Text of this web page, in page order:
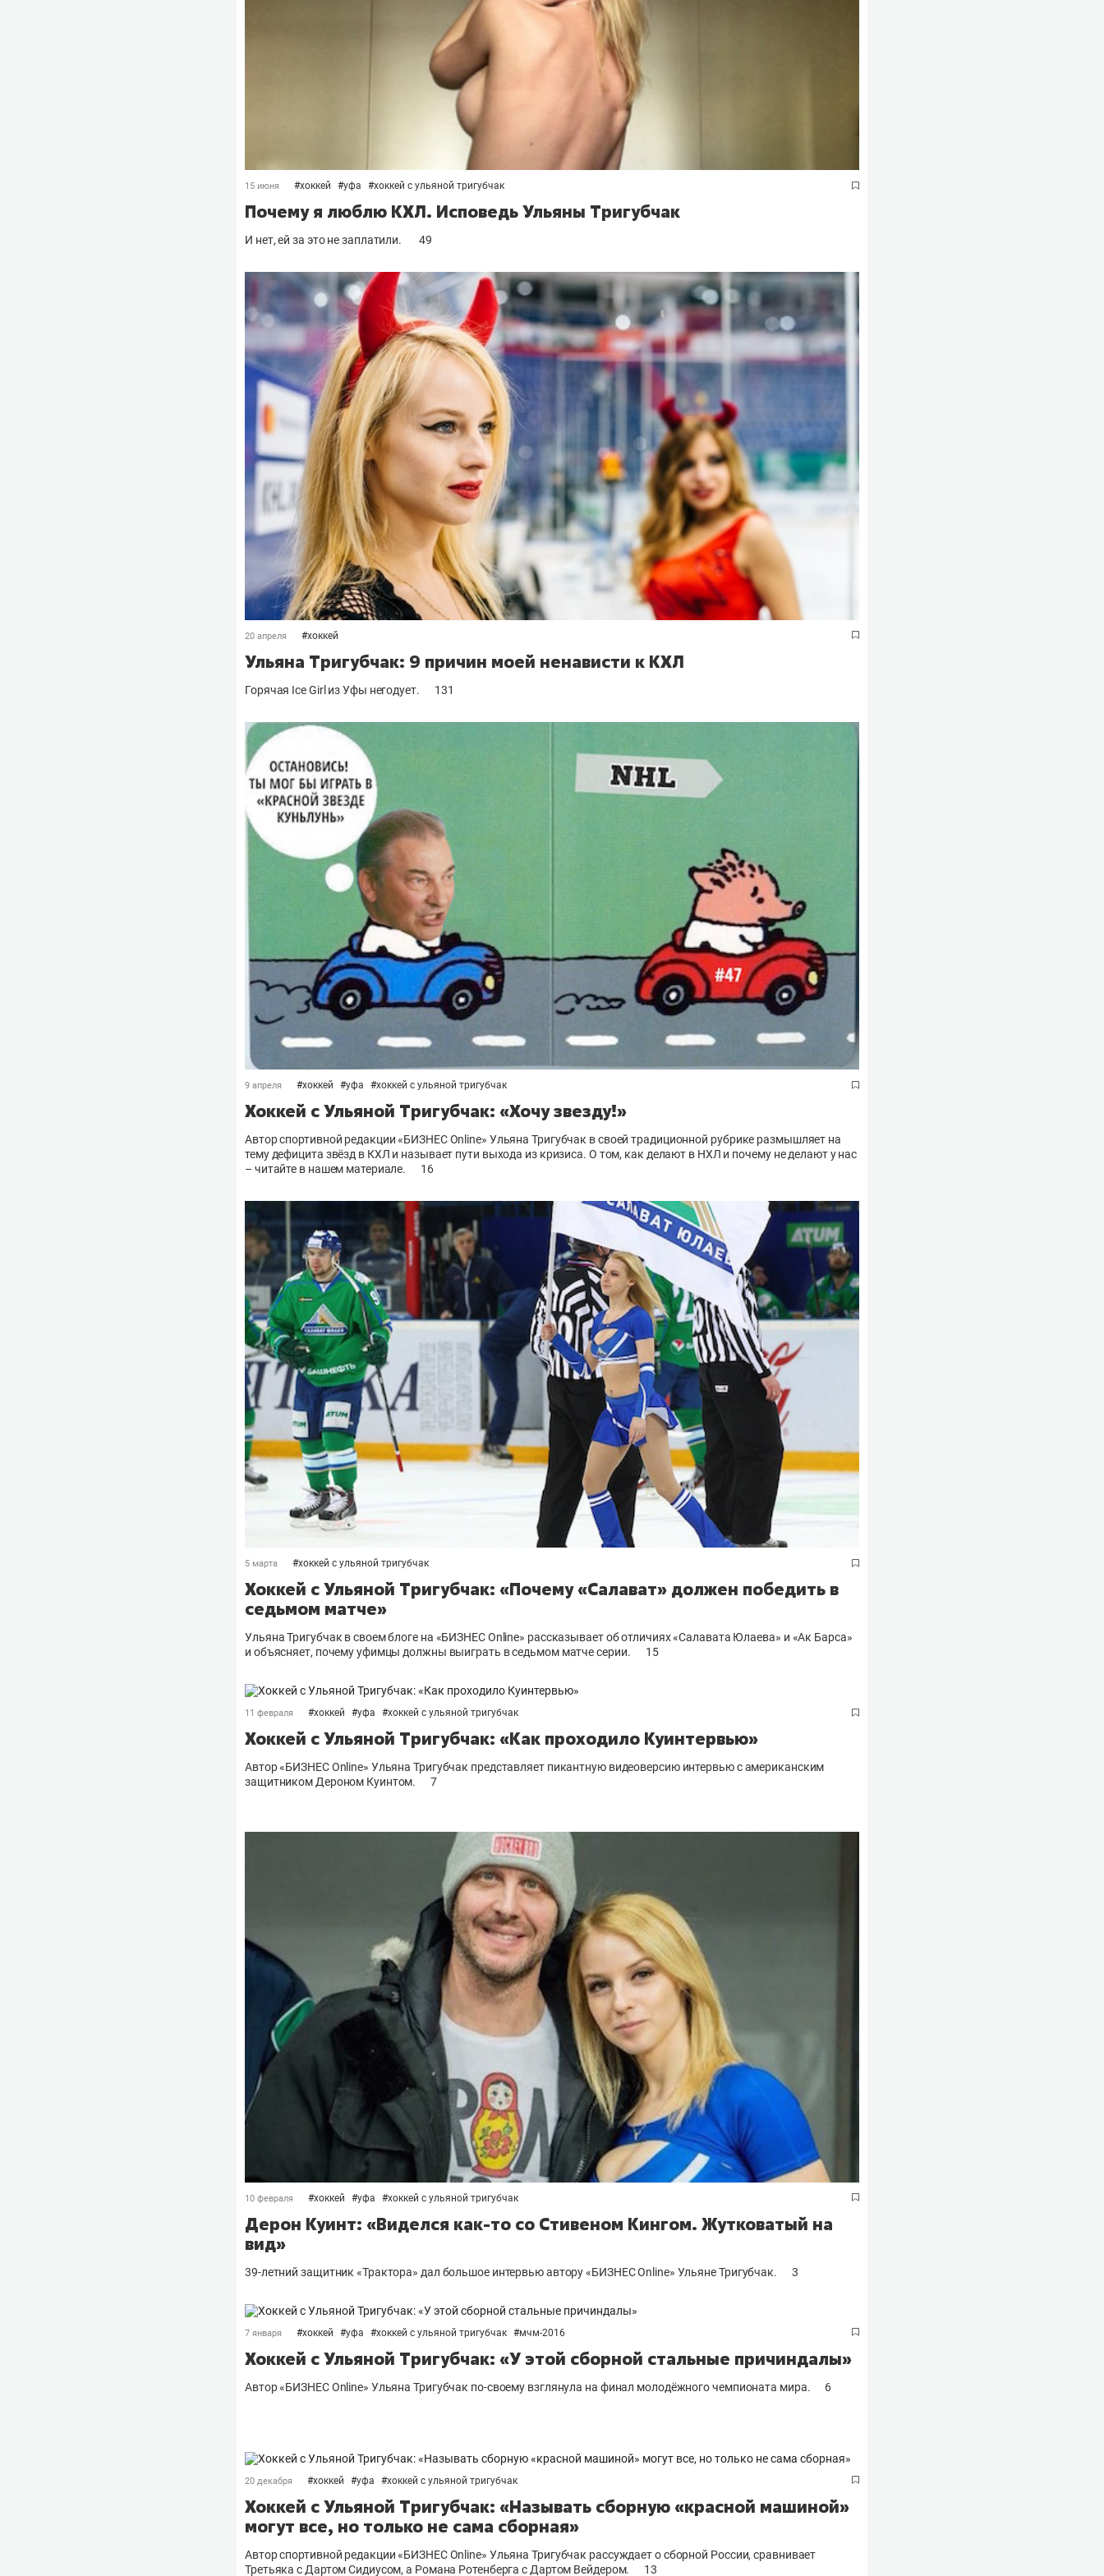
15 июня #хоккей #уфа #хоккей с ульяной тригубчак
Почему я люблю КХЛ. Исповедь Ульяны Тригубчак
И нет, ей за это не заплатили. 49
20 апреля #хоккей
Ульяна Тригубчак: 9 причин моей ненависти к КХЛ
Горячая Ice Girl из Уфы негодует. 131
9 апреля #хоккей #уфа #хоккей с ульяной тригубчак
Хоккей с Ульяной Тригубчак: «Хочу звезду!»
Автор спортивной редакции «БИЗНЕС Online» Ульяна Тригубчак в своей традиционной рубрике размышляет на
тему дефицита звёзд в КХЛ и называет пути выхода из кризиса. О том, как делают в НХЛ и почему не делают у нас
– читайте в нашем материале.
16
5 марта #хоккей с ульяной тригубчак
Хоккей с Ульяной Тригубчак: «Почему «Салават» должен победить в
седьмом матче»
Ульяна Тригубчак в своем блоге на «БИЗНЕС Online» рассказывает об отличиях «Салавата Юлаева» и «Ак Барса»
и объясняет, почему уфимцы должны выиграть в седьмом матче серии.
15
11 февраля #хоккей #уфа #хоккей с ульяной тригубчак
Хоккей с Ульяной Тригубчак: «Как проходило Куинтервью»
Автор «БИЗНЕС Online» Ульяна Тригубчак представляет пикантную видеоверсию интервью с американским
защитником Дероном Куинтом.
7
10 февраля #хоккей #уфа #хоккей с ульяной тригубчак
Дерон Куинт: «Виделся как-то со Стивеном Кингом. Жутковатый на
вид»
39-летний защитник «Трактора» дал большое интервью автору «БИЗНЕС Online» Ульяне Тригубчак. 3
7 января #хоккей #уфа #хоккей с ульяной тригубчак #мчм-2016
Хоккей с Ульяной Тригубчак: «У этой сборной стальные причиндалы»
Автор «БИЗНЕС Online» Ульяна Тригубчак по-своему взглянула на финал молодёжного чемпионата мира. 6
20 декабря #хоккей #уфа #хоккей с ульяной тригубчак
Хоккей с Ульяной Тригубчак: «Называть сборную «красной машиной»
могут все, но только не сама сборная»
Автор спортивной редакции «БИЗНЕС Online» Ульяна Тригубчак рассуждает о сборной России, сравнивает
Третьяка с Дартом Сидиусом, а Романа Ротенберга с Дартом Вейдером.
13